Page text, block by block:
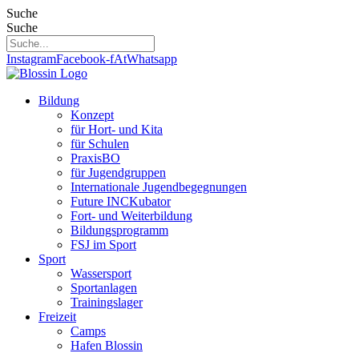
Zum
Inhalt
springen
Suche
Suche
InstagramFacebook-fAtWhatsapp
Bildung
Konzept
für Hort- und Kita
für Schulen
PraxisBO
für Jugendgruppen
Internationale Jugendbegegnungen
Future INCKubator
Fort- und Weiterbildung
Bildungsprogramm
FSJ im Sport
Sport
Wassersport
Sportanlagen
Trainingslager
Freizeit
Camps
Hafen Blossin